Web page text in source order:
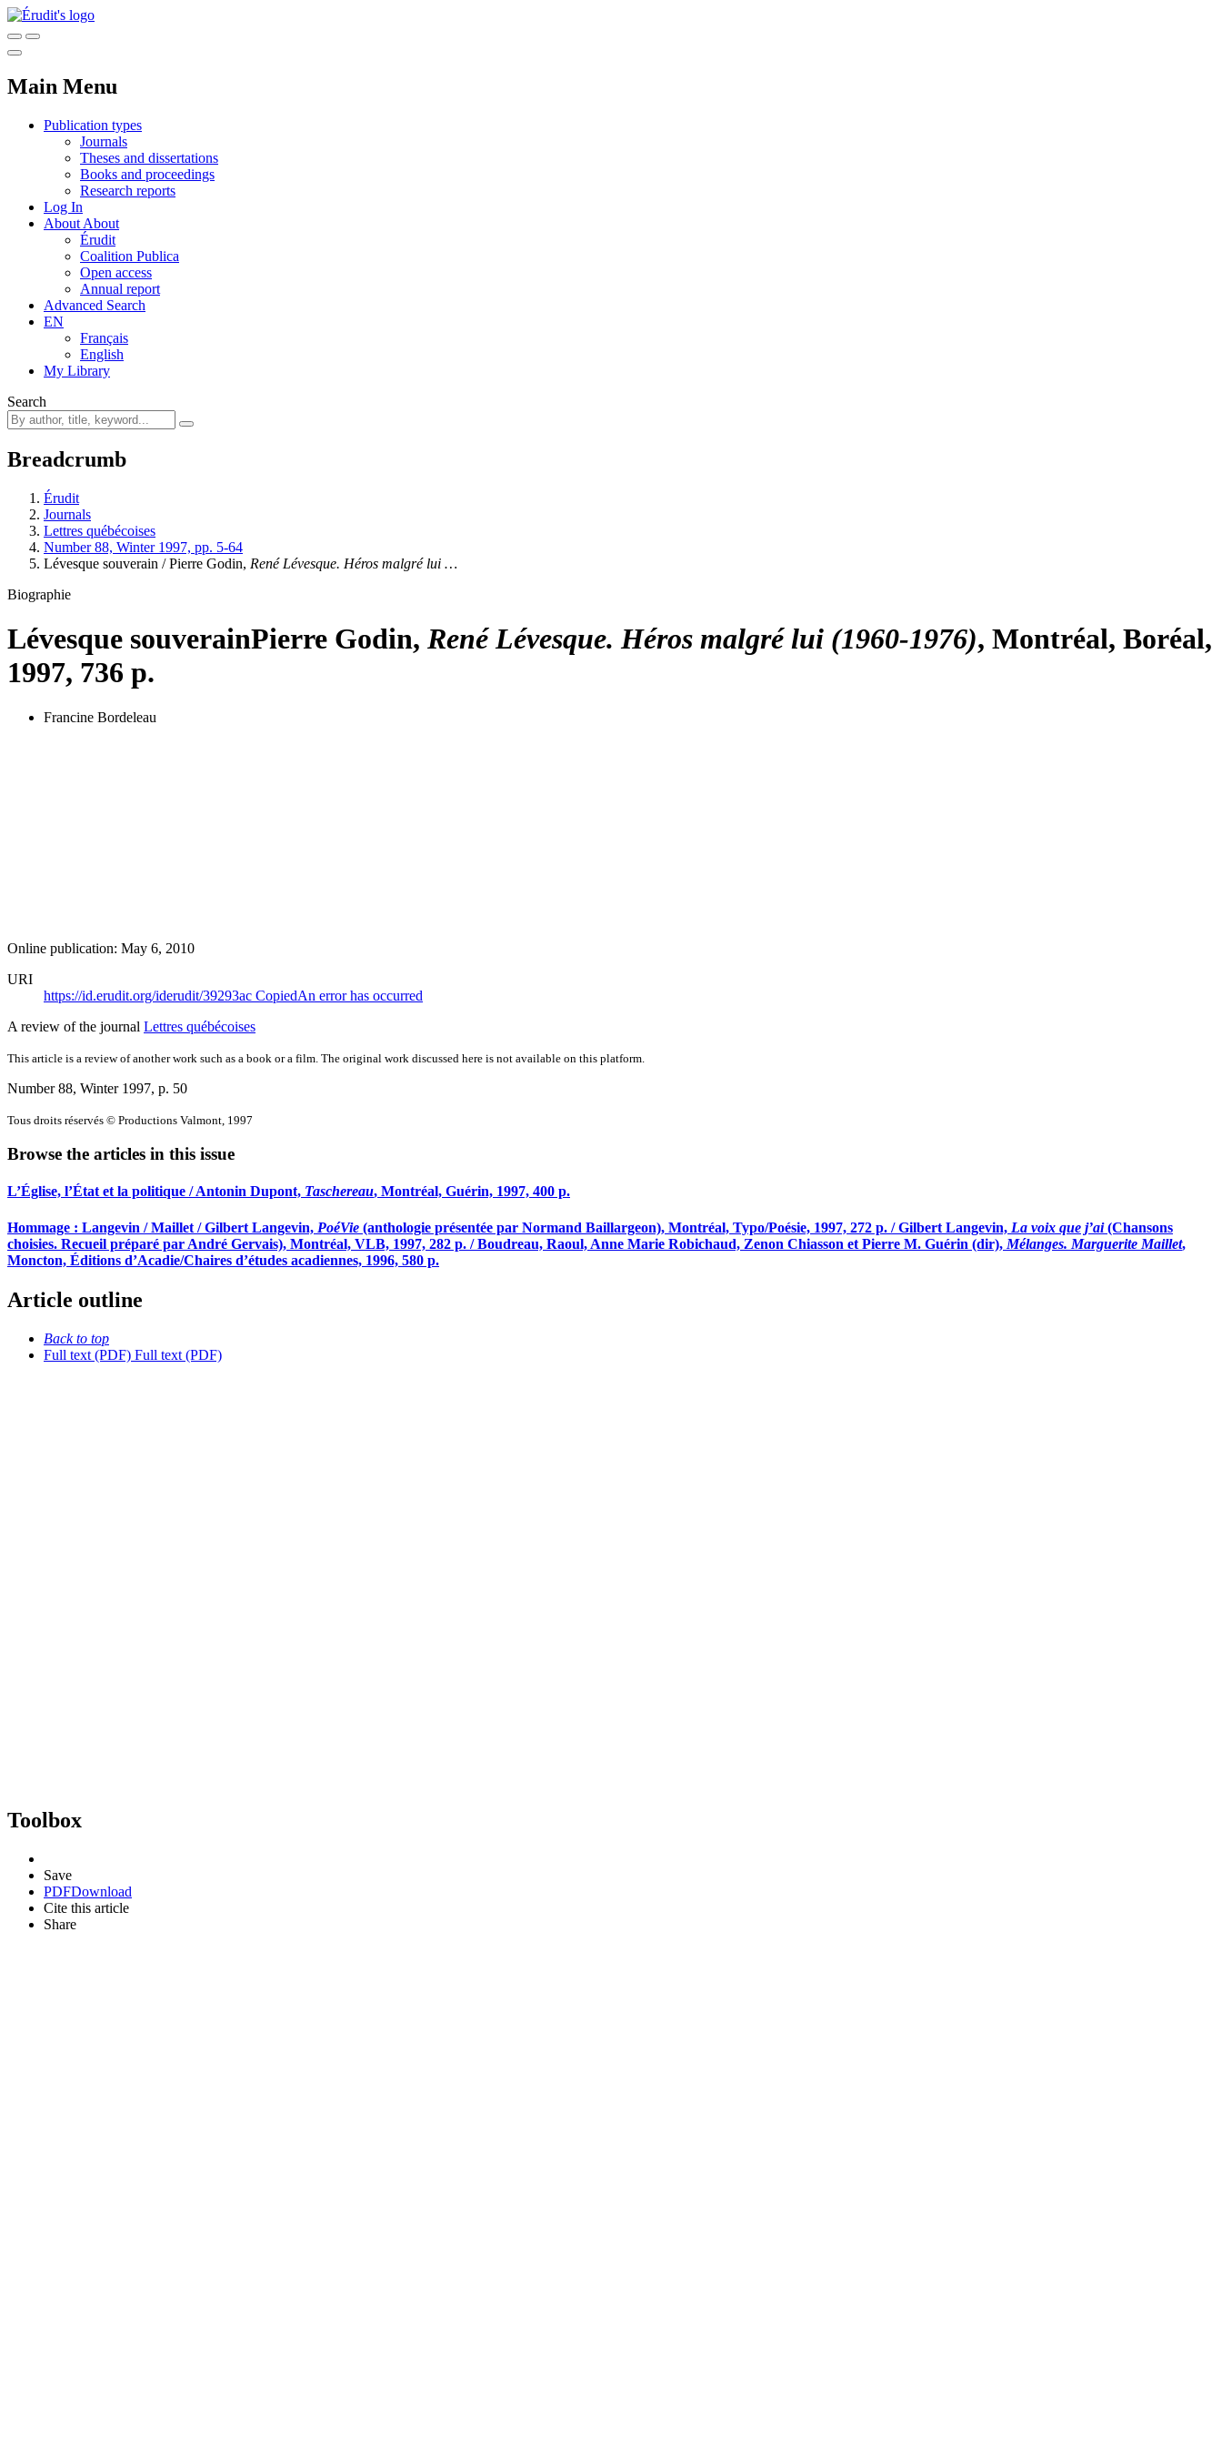
Main Menu
Publication types
Journals
Theses and dissertations
Books and proceedings
Research reports
Log In
About About
Érudit
Coalition Publica
Open access
Annual report
Advanced Search
EN
Français
English
My Library
Search
Breadcrumb
Érudit
Journals
Lettres québécoises
Number 88, Winter 1997, pp. 5-64
Lévesque souverain / Pierre Godin, René Lévesque. Héros malgré lui …
Biographie
Lévesque souverainPierre Godin, René Lévesque. Héros malgré lui (1960-1976), Montréal, Boréal,
1997, 736 p.
Francine Bordeleau
Online publication: May 6, 2010
URI
https://id.erudit.org/iderudit/39293ac CopiedAn error has occurred
A review of the journal Lettres québécoises
This article is a review of another work such as a book or a film. The original work discussed here is not available on this platform.
Number 88, Winter 1997, p. 50
Tous droits réservés © Productions Valmont, 1997
Browse the articles in this issue
L’Église, l’État et la politique / Antonin Dupont, Taschereau, Montréal, Guérin, 1997, 400 p.
Hommage : Langevin / Maillet / Gilbert Langevin, PoéVie (anthologie présentée par Normand Baillargeon), Montréal, Typo/Poésie, 1997, 272 p. / Gilbert Langevin, La voix que j’ai(Chansons
choisies. Recueil préparé par André Gervais), Montréal, VLB, 1997, 282 p. / Boudreau, Raoul, Anne Marie Robichaud, Zenon Chiasson et Pierre M. Guérin (dir), Mélanges. Marguerite Maillet,
Moncton, Éditions d’Acadie/Chaires d’études acadiennes, 1996, 580 p.
Article outline
Back to top
Full text (PDF) Full text (PDF)
Toolbox
Save
PDFDownload
Cite this article
Share